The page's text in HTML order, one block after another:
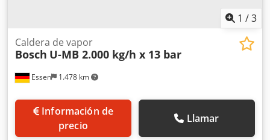
1 /3
Essen 1.478 km
Caldera de vapor
Bosch U-MB 2.000 kg/h x 13 bar
Información de
precio
Llamar